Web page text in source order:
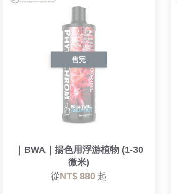
售完
｜BWA｜揚色用浮游植物 (1-30
微米)
從NT$ 880 起